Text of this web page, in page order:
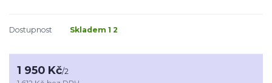
Dostupnost Skladem 1 2
1 950 Kč/2